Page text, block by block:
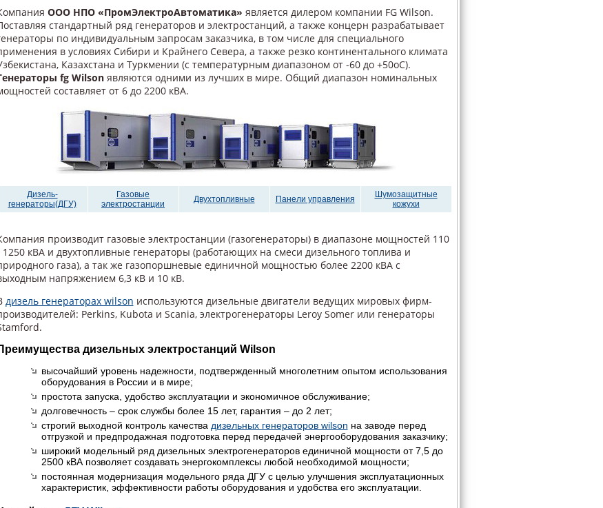
ООО НПО «ПромЭлектроАвтоматика» является дилером компании FG Wilson.
стандартный ряд генераторов и электростанций, а также концерн разрабатывает
по индивидуальным запросам заказчика, в том числе для специального
в условиях Сибири и Крайнего Севера, а также резко континентального климата
Казахстана и Туркмении (с температурным диапазоном от -60 до +50oС).
fg Wilsonявляются одними из лучших в мире. Общий диапазон номинальных
составляет от 6 до 2200 кВА.
Дизель-
генераторы(ДГУ)
Газовые
электростанции
Двухтопливные Панели управления
Шумозащитные
кожухи
производит газовые электростанции (газогенераторы) в диапазоне мощностей 110
1250 кВА и двухтопливные генераторы (работающих на смеси дизельного топлива и
газа), а так же газопоршневые единичной мощностью более 2200 кВА с
напряжением 6,3 кВ и 10 кВ.
дизель генераторах wilson используются дизельные двигатели ведущих мировых фирм-
Perkins, Kubota и Scania, электрогенераторы Leroy Somer или генераторы
дизельных электростанций Wilson
высочайший уровень надежности, подтвержденный многолетним опытом использования
оборудования в России и в мире;
простота запуска, удобство эксплуатации и экономичное обслуживание;
долговечность – срок службы более 15 лет, гарантия – до 2 лет;
строгий выходной контроль качества дизельных генераторов wilson на заводе перед
отгрузкой и предпродажная подготовка перед передачей энергооборудования заказчику;
широкий модельный ряд дизельных электрогенераторов единичной мощности от 7,5 до
2500 кВА позволяет создавать энергокомплексы любой необходимой мощности;
постоянная модернизация модельного ряда ДГУ с целью улучшения эксплуатационных
характеристик, эффективности работы оборудования и удобства его эксплуатации.